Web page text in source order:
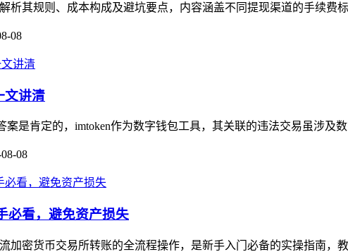
析其规则、成本构成及避坑要点，内容涵盖不同提现渠道的手续费
08
文讲清
是肯定的，imtoken作为数字钱包工具，其关联的违法交易虽涉及
08
必看，避免资产损失
加密货币交易所转账的全流程操作，是新手入门必备的实操指南，